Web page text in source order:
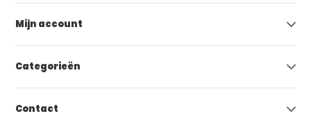
Mijn account
Categorieën
Contact